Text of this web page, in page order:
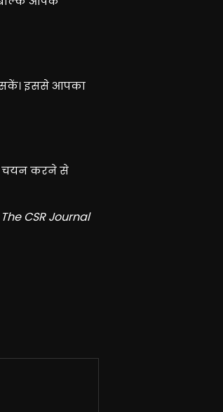
सकें। इससे आपका
चयन करने से
CSR Journal